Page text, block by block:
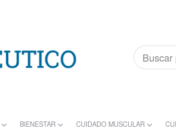
BIENESTAR CUIDADO MUSCULAR